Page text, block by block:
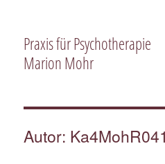
Praxis für Psychotherapie
Marion Mohr
Autor: